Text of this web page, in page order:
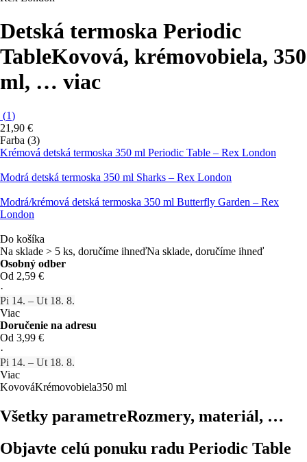
Detská termoska Periodic
TableKovová, krémovobiela, 350
ml, … viac
(1)
21,90 €
Farba (3)
Krémová detská termoska 350 ml Periodic Table – Rex London
Modrá detská termoska 350 ml Sharks – Rex London
Modrá/krémová detská termoska 350 ml Butterfly Garden – Rex
London
Do košíka
Na sklade > 5 ks, doručíme ihneďNa sklade, doručíme ihneď
Osobný odber
Od 2,59 €
·
Pi 14. – Ut 18. 8.
Viac
Doručenie na adresu
Od 3,99 €
·
Pi 14. – Ut 18. 8.
Viac
KovováKrémovobiela350 ml
Všetky parametreRozmery, materiál, …
Objavte celú ponuku radu Periodic Table